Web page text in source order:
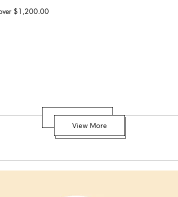
$1,200.00
View More
View More
View More